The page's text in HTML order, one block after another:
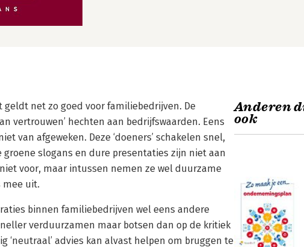
net zo goed voor familiebedrijven. De
vertrouwen’ hechten aan bedrijfswaarden. Eens
van afgeweken. Deze ‘doeners’ schakelen snel,
slogans en dure presentaties zijn niet aan
voor, maar intussen nemen ze wel duurzame
mee uit.
binnen familiebedrijven wel eens andere
verduurzamen maar botsen dan op de kritiek
‘neutraal’ advies kan alvast helpen om bruggen te
Anderen
ook